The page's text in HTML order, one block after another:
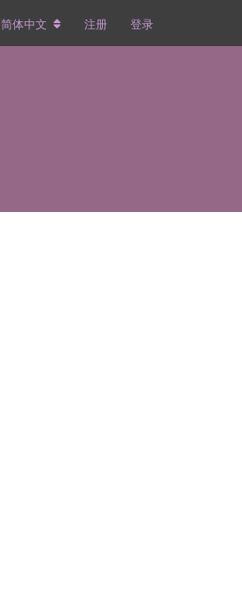
简体中文 注册 登录